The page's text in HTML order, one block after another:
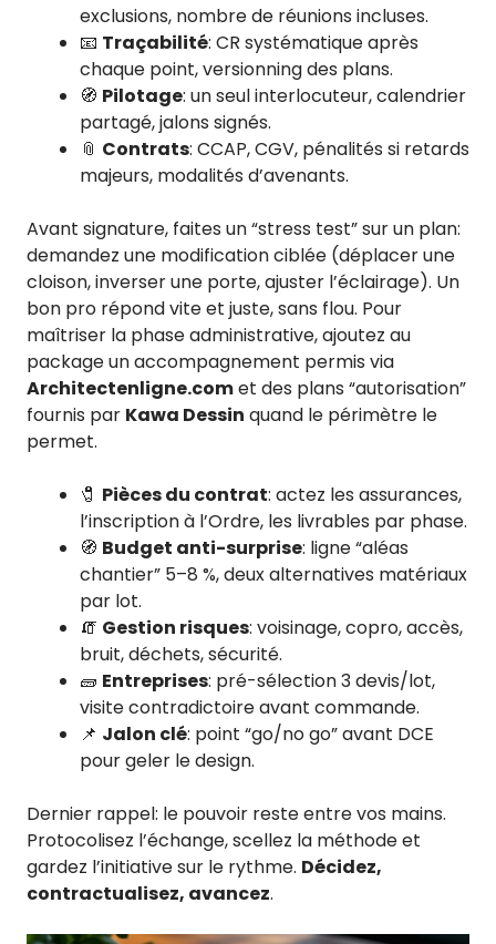
exclusions, nombre de réunions incluses.
📧 Traçabilité: CR systématique après
chaque point, versionning des plans.
🧭 Pilotage: un seul interlocuteur, calendrier
partagé, jalons signés.
📎 Contrats: CCAP, CGV, pénalités si retards
majeurs, modalités d’avenants.
Avant signature, faites un “stress test” sur un plan:
demandez une modification ciblée (déplacer une
cloison, inverser une porte, ajuster l’éclairage). Un
bon pro répond vite et juste, sans flou. Pour
maîtriser la phase administrative, ajoutez au
package un accompagnement permis via
Architectenligne.comet des plans “autorisation”
fournis par Kawa Dessin quand le périmètre le
permet.
🧷 Pièces du contrat: actez les assurances,
l’inscription à l’Ordre, les livrables par phase.
🧭 Budget anti-surprise: ligne “aléas
chantier” 5–8 %, deux alternatives matériaux
par lot.
🧯 Gestion risques: voisinage, copro, accès,
bruit, déchets, sécurité.
🧱 Entreprises: pré-sélection 3 devis/lot,
visite contradictoire avant commande.
📌 Jalon clé: point “go/no go” avant DCE
pour geler le design.
Dernier rappel: le pouvoir reste entre vos mains.
Protocolisez l’échange, scellez la méthode et
gardez l’initiative sur le rythme. Décidez,
contractualisez, avancez.